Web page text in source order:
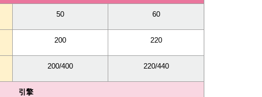
50 60
200 220
200/400 220/440
引擎